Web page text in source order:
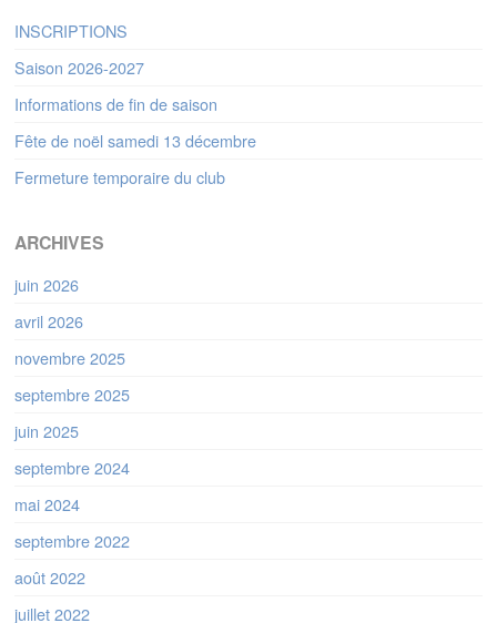
INSCRIPTIONS
Saison 2026-2027
Informations de fin de saison
Fête de noël samedi 13 décembre
Fermeture temporaire du club
ARCHIVES
juin 2026
avril 2026
novembre 2025
septembre 2025
juin 2025
septembre 2024
mai 2024
septembre 2022
août 2022
juillet 2022